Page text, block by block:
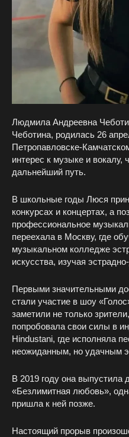
Людмила Андреевна
Чеботина, родилась 26
Петропавловске-
интерес к музыке и вокалу,
дальнейший путь.
В школьные годы Люся
конкурсах и концертах, а
профессиональное
переехала в Москву, где
музыкальном колледже
искусства, изучая
Первыми значительными
стали участие в шоу
заметили не только
попробовала свои силы в
Hindustani, где исполняла
неожиданным, но удачным
В 2019 году она
«Безлимитная любовь»,
пришла к ней позже.
Настоящий прорыв